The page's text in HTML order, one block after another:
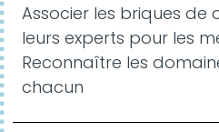
Associer les briques de
leurs experts pour les
Reconnaître les
chacun